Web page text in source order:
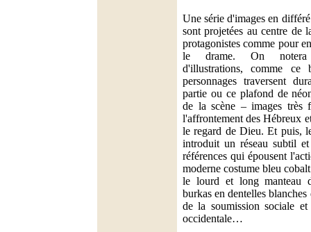
Une série d'images en
sont projetées au centre de
protagonistes comme pour
le drame. On notera
d'illustrations, comme ce
personnages traversent
partie ou ce plafond de
de la scène – images très
l'affrontement des Hébreux
le regard de Dieu. Et puis,
introduit un réseau subtil
références qui épousent
moderne costume bleu
le lourd et long manteau
burkas en dentelles
de la soumission sociale
occidentale…